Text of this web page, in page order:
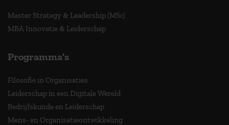
Master Strategy & Leadership (MSc)
MBA Innovatie & Leiderschap
Programma's
Filosofie in Organisaties
Leiderschap in een Digitale Wereld
Bedrijfskunde en Leiderschap
Mens- en Organisatieontwikkeling